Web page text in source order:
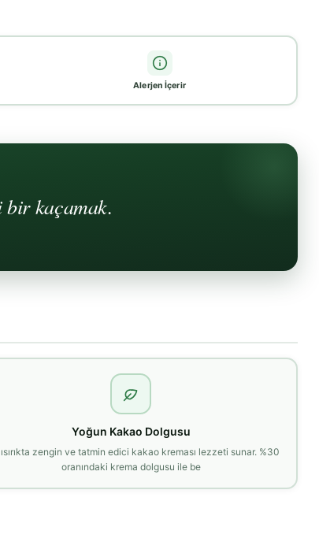
Alerjen İçerir
bir kaçamak.
Yoğun Kakao Dolgusu
zengin ve tatmin edici kakao kreması lezzeti sunar. %30
oranındaki krema dolgusu ile be